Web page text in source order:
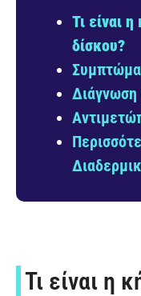
Τι είναι
δίσκου?
Διάγνωση
Τι είναι η